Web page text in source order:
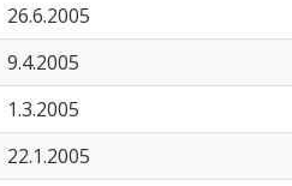
26.6.2005
9.4.2005
1.3.2005
22.1.2005